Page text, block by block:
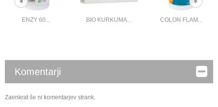
ENZY 60... BIO KURKUMA... COLON FLAM...
Komentarji
Zaenkrat še ni komentarjev strank.